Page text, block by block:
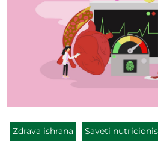
Zdrava ishrana Saveti